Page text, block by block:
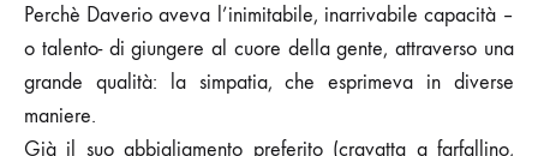
Perchè Daverio aveva l’inimitabile, inarrivabile capacità –
o talento- di giungere al cuore della gente, attraverso una
grande qualità: la simpatia, che esprimeva in diverse
maniere.
Già il suo abbigliamento preferito (cravatta a farfallino,